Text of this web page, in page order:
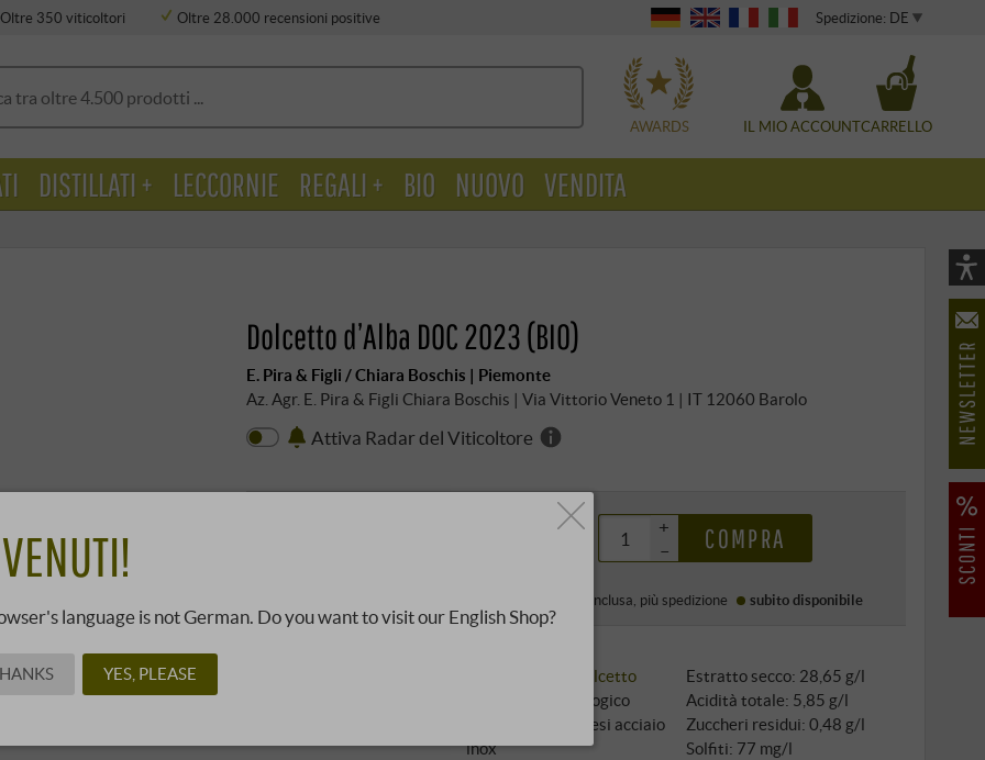
Oltre 350 viticoltori Oltre 28.000 recensioni positive WÄHLEN Spedizione: DE
AWARDS IL MIO ACCOUNTCARRELLO
Dolcetto d’Alba DOC 2023 (BIO)
E. Pira & Figli / Chiara Boschis | Piemonte
Az. Agr. E. Pira & Figli Chiara Boschis | Via Vittorio Veneto 1 | IT 12060 Barolo
Attiva Radar del Viticoltore
17,99 €
+
–
COMPRA
IVA inclusa , più spedizione subito disponibile
Dolcetto
Coltivazione: biologico
Affinamento: 5 mesi acciaio
inox
Estratto secco: 28,65 g/l
Acidità totale: 5,85 g/l
Zuccheri residui: 0,48 g/l
Solfiti: 77 mg/l
DISTILLATI + LECCORNIE REGALI + BIO NUOVO VENDITA
language is not German. Do you want to visit our English Shop?
YES, PLEASE